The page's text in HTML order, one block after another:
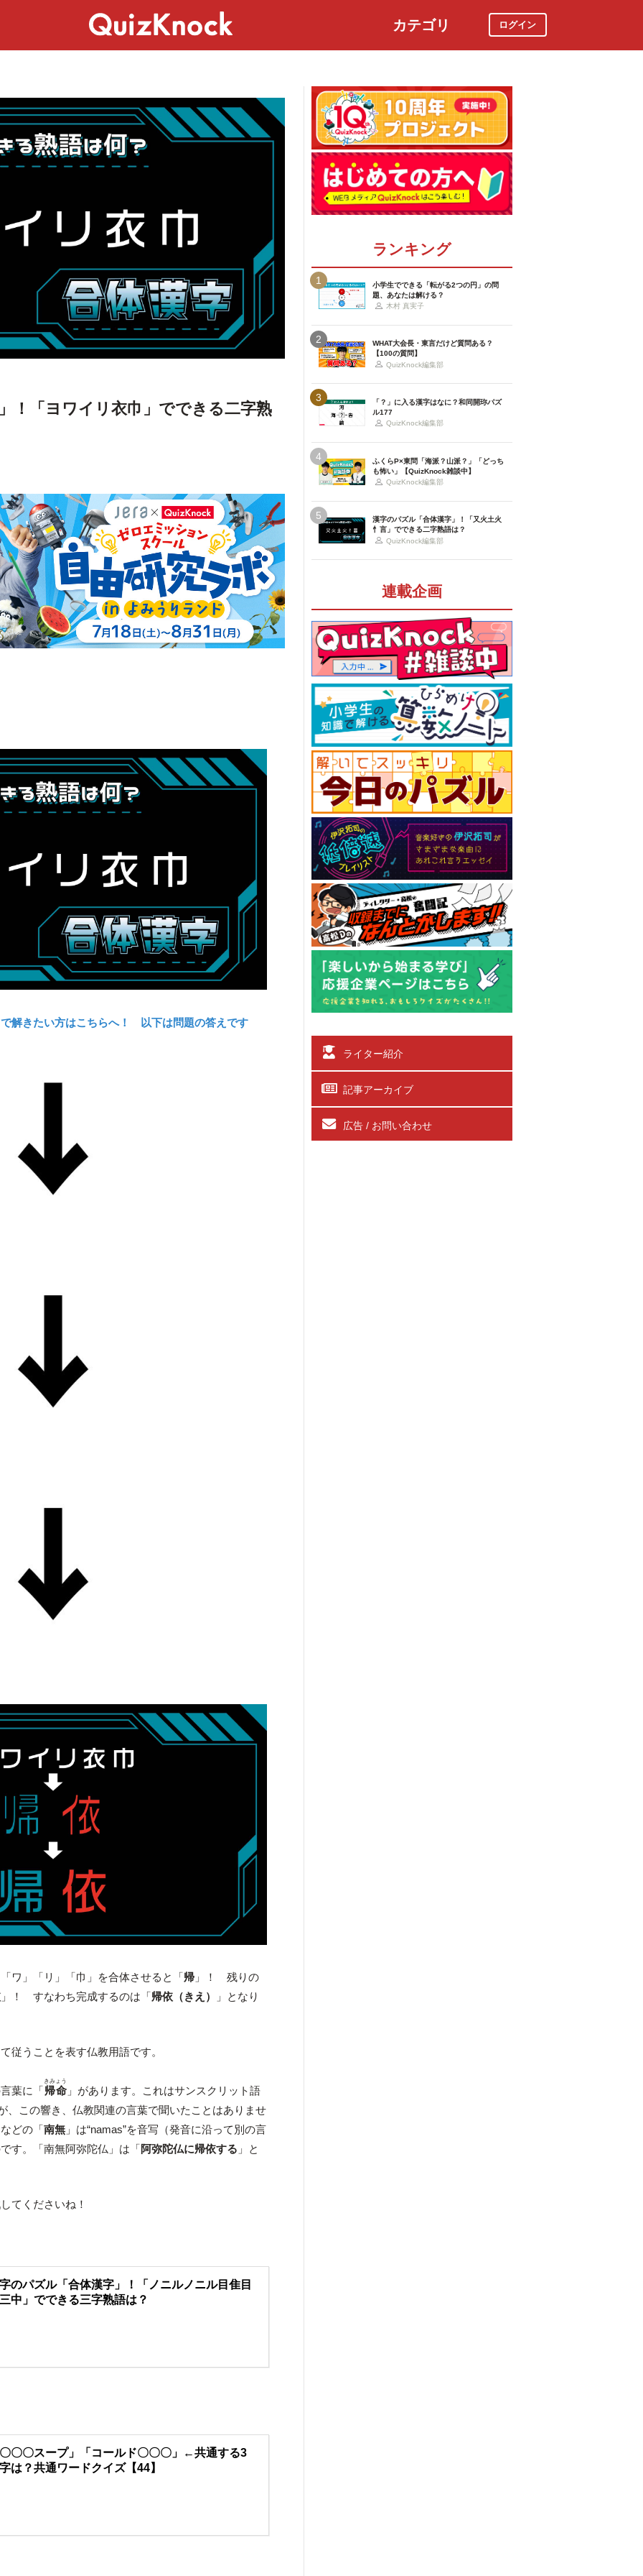
カテゴリ ログイン
！「ヨワイリ衣巾」でできる二字熟
解きたい方はこちらへ！ 以下は問題の答えです
ワ」「リ」「巾」を合体させると「 帰 」！ 残りの
」！ すなわち完成するのは「 帰依（きえ） 」となり
従うことを表す仏教用語です。
葉に「帰命
きみょう
」があります。これはサンスクリット語
、この響き、仏教関連の言葉で聞いたことはありませ
どの「南無 」は“namas”を音写（発音に沿って別の言
す。「南無阿弥陀仏」は「阿弥陀仏に帰依する 」と
てくださいね！
のパズル「合体漢字」！「ノニルノニル目隹目
中」でできる三字熟語は？
〇〇スープ」「コールド〇〇〇」←共通する3
は？共通ワードクイズ【44】
ランキング
1
小学生でできる「転がる2つの円」の問
題、あなたは解ける？
木村 真実子
2
WHAT大会長・東言だけど質問ある？
【100の質問】
QuizKnock編集部
3
「？」に入る漢字はなに？和同開珎パズ
ル177
QuizKnock編集部
4
ふくらP×東問「海派？山派？」「どっち
も怖い」【QuizKnock雑談中】
QuizKnock編集部
5
漢字のパズル「合体漢字」！「又火土火
忄言」でできる二字熟語は？
QuizKnock編集部
連載企画
ライター紹介
記事アーカイブ
広告 / お問い合わせ